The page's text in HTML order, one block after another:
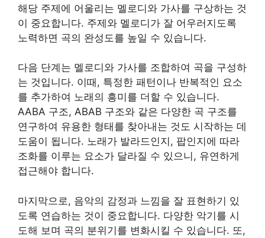
해당 주제에 어울리는 멜로디와 가사를 구상하는 것
이 중요합니다. 주제와 멜로디가 잘 어우러지도록
노력하면 곡의 완성도를 높일 수 있습니다.
다음 단계는 멜로디와 가사를 조합하여 곡을 구성하
는 것입니다. 이때, 특정한 패턴이나 반복적인 요소
를 추가하여 노래의 흥미를 더할 수 있습니다.
AABA 구조, ABAB 구조와 같은 다양한 곡 구조를
연구하여 유용한 형태를 찾아내는 것도 시작하는 데
도움이 됩니다. 노래가 발라드인지, 팝인지에 따라
조화를 이루는 요소가 달라질 수 있으니, 유연하게
접근해야 합니다.
마지막으로, 음악의 감정과 느낌을 잘 표현하기 있
도록 연습하는 것이 중요합니다. 다양한 악기를 시
도해 보며 곡의 분위기를 변화시킬 수 있습니다. 또,